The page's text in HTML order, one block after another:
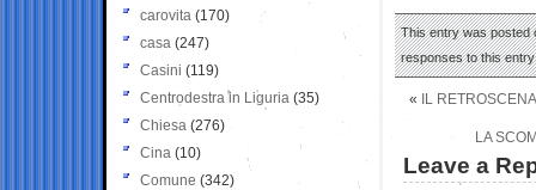
This entry was posted
responses to this
« IL
LA
Leave a
carovita (170)
casa (247)
Casini (119)
Centrodestra in Liguria (35)
Chiesa (276)
Cina (10)
Comune (342)